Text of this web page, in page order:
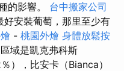
的影響。 台中搬家公司
好安裝葡萄，那里至少有
- 桃園外燴 身體放鬆按
域是凱克弗科斯
），比安卡（Bianca）